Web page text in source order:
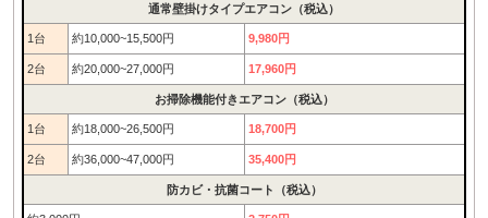
通常壁掛けタイプエアコン（税込）
1台 約10,000~15,500円 9,980円
2台 約20,000~27,000円 17,960円
お掃除機能付きエアコン（税込）
1台 約18,000~26,500円 18,700円
2台 約36,000~47,000円 35,400円
防カビ・抗菌コート（税込）